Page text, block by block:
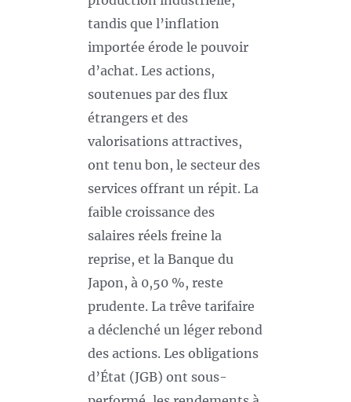
tandis que l’inflation
importée érode le pouvoir
d’achat. Les actions,
soutenues par des flux
étrangers et des
valorisations attractives,
ont tenu bon, le secteur des
services offrant un répit. La
faible croissance des
salaires réels freine la
reprise, et la Banque du
Japon, à 0,50 %, reste
prudente. La trêve tarifaire
a déclenché un léger rebond
des actions. Les obligations
d’État (JGB) ont sous-